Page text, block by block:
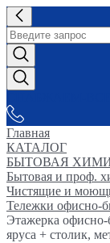
Главная
КАТАЛОГ
БЫТОВАЯ
Бытовая и проф.
Чистящие и
Тележки офисно-
Этажерка
яруса + столик,